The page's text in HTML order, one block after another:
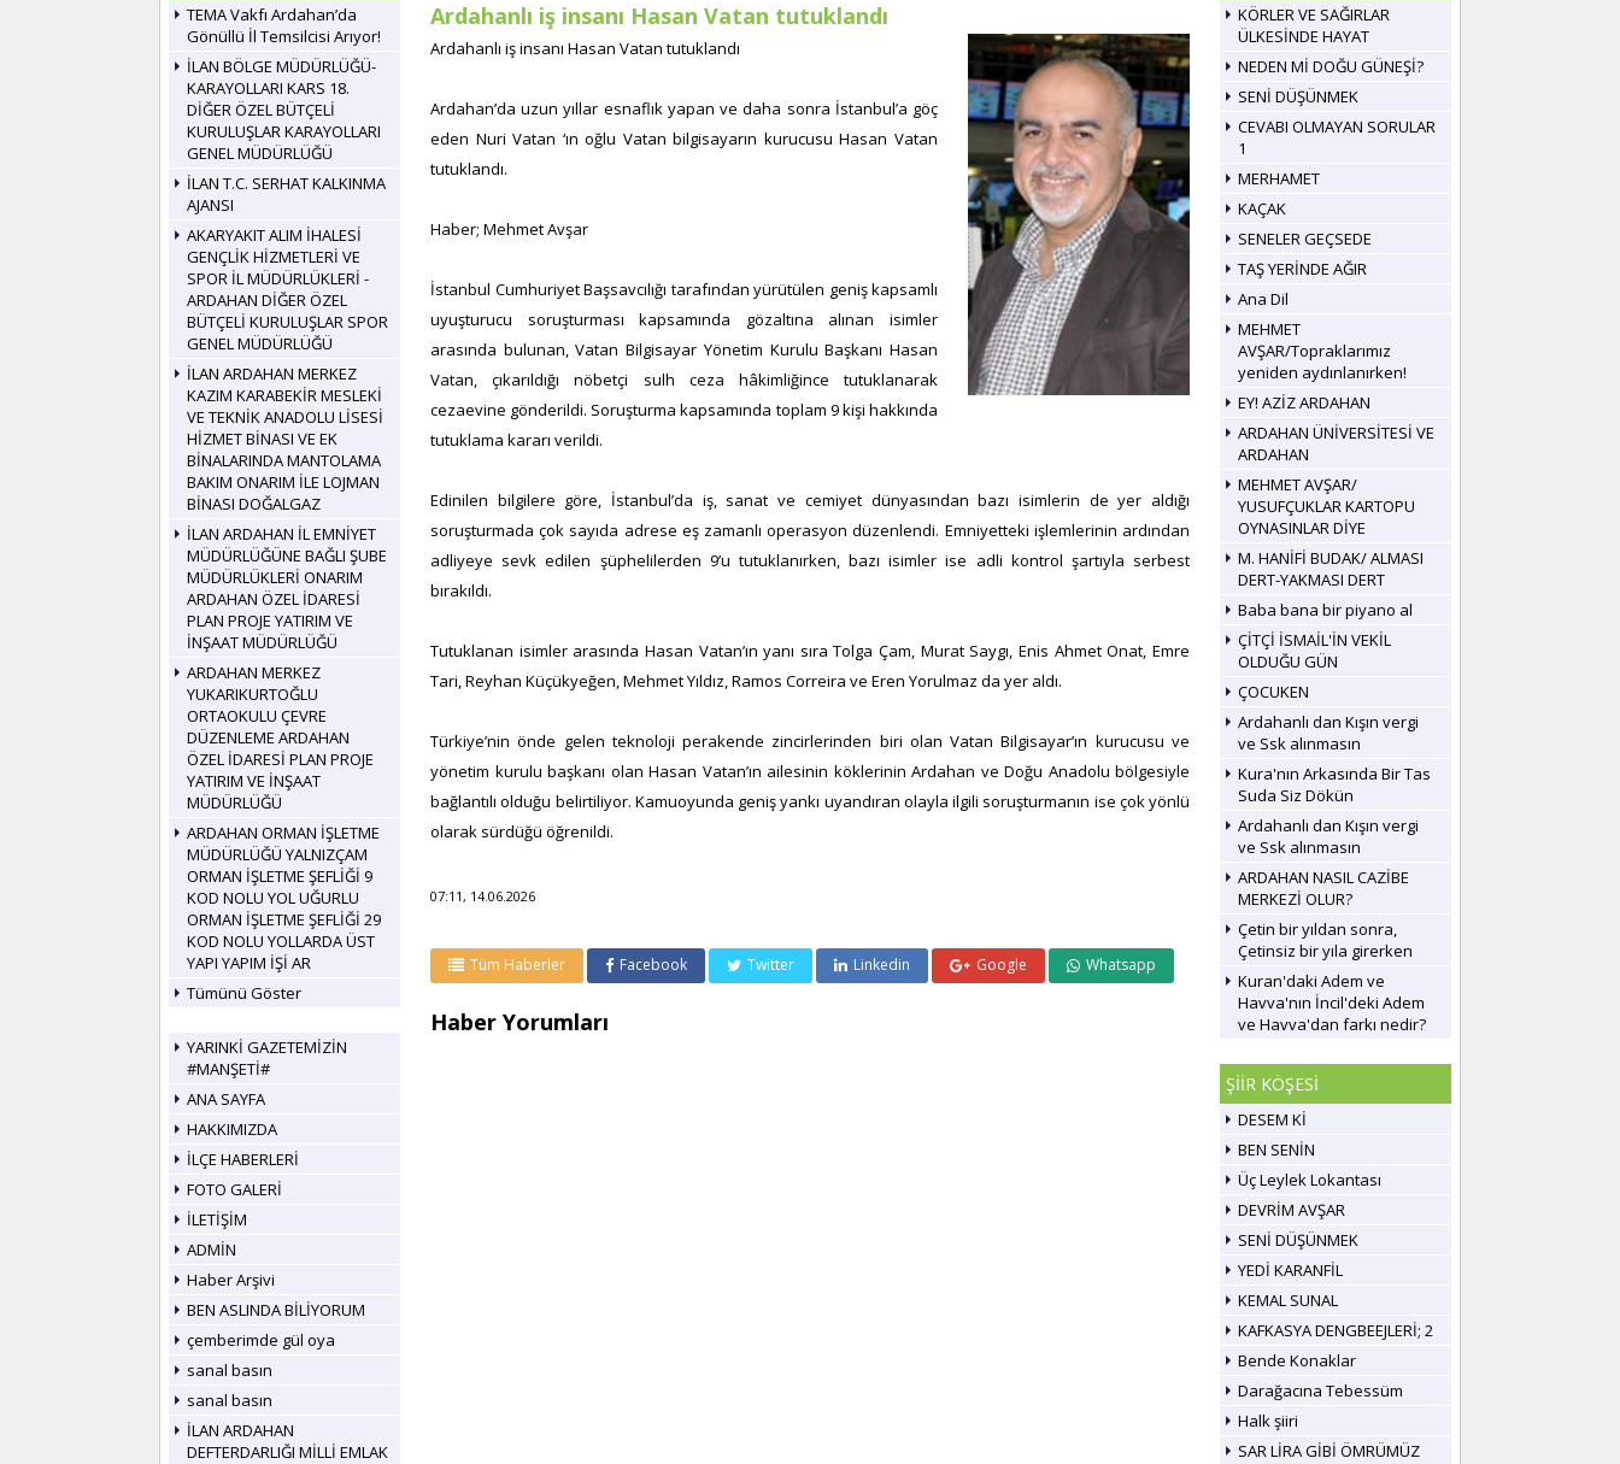
TEMA Vakfı Ardahan’da
Gönüllü İl Temsilcisi Arıyor!
İLAN BÖLGE MÜDÜRLÜĞÜ-
KARAYOLLARI KARS 18.
DİĞER ÖZEL BÜTÇELİ
KURULUŞLAR KARAYOLLARI
GENEL MÜDÜRLÜĞÜ
İLAN T.C. SERHAT KALKINMA
AJANSI
AKARYAKIT ALIM İHALESİ
GENÇLİK HİZMETLERİ VE
SPOR İL MÜDÜRLÜKLERİ -
ARDAHAN DİĞER ÖZEL
BÜTÇELİ KURULUŞLAR SPOR
GENEL MÜDÜRLÜĞÜ
İLAN ARDAHAN MERKEZ
KAZIM KARABEKİR MESLEKİ
VE TEKNİK ANADOLU LİSESİ
HİZMET BİNASI VE EK
BİNALARINDA MANTOLAMA
BAKIM ONARIM İLE LOJMAN
BİNASI DOĞALGAZ
İLAN ARDAHAN İL EMNİYET
MÜDÜRLÜĞÜNE BAĞLI ŞUBE
MÜDÜRLÜKLERİ ONARIM
ARDAHAN ÖZEL İDARESİ
PLAN PROJE YATIRIM VE
İNŞAAT MÜDÜRLÜĞÜ
ARDAHAN MERKEZ
YUKARIKURTOĞLU
ORTAOKULU ÇEVRE
DÜZENLEME ARDAHAN
ÖZEL İDARESİ PLAN PROJE
YATIRIM VE İNŞAAT
MÜDÜRLÜĞÜ
ARDAHAN ORMAN İŞLETME
MÜDÜRLÜĞÜ YALNIZÇAM
ORMAN İŞLETME ŞEFLİĞİ 9
KOD NOLU YOL UĞURLU
ORMAN İŞLETME ŞEFLİĞİ 29
KOD NOLU YOLLARDA ÜST
YAPI YAPIM İŞİ AR
Tümünü Göster
YARINKİ GAZETEMİZİN
#MANŞETİ#
ANA SAYFA
HAKKIMIZDA
İLÇE HABERLERİ
FOTO GALERİ
İLETİŞİM
ADMİN
Haber Arşivi
BEN ASLINDA BİLİYORUM
çemberimde gül oya
sanal basın
sanal basın
İLAN ARDAHAN
DEFTERDARLIĞI MİLLİ EMLAK
Ardahanlı iş insanı Hasan Vatan tutuklandı
Ardahanlı iş insanı Hasan Vatan tutuklandı
Ardahan’da uzun yıllar esnaflık yapan ve daha sonra İstanbul’a göç
eden Nuri Vatan ‘ın oğlu Vatan bilgisayarın kurucusu Hasan Vatan
tutuklandı.
Haber; Mehmet Avşar
İstanbul Cumhuriyet Başsavcılığı tarafından yürütülen geniş kapsamlı
uyuşturucu soruşturması kapsamında gözaltına alınan isimler
arasında bulunan, Vatan Bilgisayar Yönetim Kurulu Başkanı Hasan
Vatan, çıkarıldığı nöbetçi sulh ceza hâkimliğince tutuklanarak
cezaevine gönderildi. Soruşturma kapsamında toplam 9 kişi hakkında
tutuklama kararı verildi.
Edinilen bilgilere göre, İstanbul’da iş, sanat ve cemiyet dünyasından bazı isimlerin de yer aldığı
soruşturmada çok sayıda adrese eş zamanlı operasyon düzenlendi. Emniyetteki işlemlerinin ardından
adliyeye sevk edilen şüphelilerden 9’u tutuklanırken, bazı isimler ise adli kontrol şartıyla serbest
bırakıldı.
Tutuklanan isimler arasında Hasan Vatan’ın yanı sıra Tolga Çam, Murat Saygı, Enis Ahmet Onat, Emre
Tari, Reyhan Küçükyeğen, Mehmet Yıldız, Ramos Correira ve Eren Yorulmaz da yer aldı.
Türkiye’nin önde gelen teknoloji perakende zincirlerinden biri olan Vatan Bilgisayar’ın kurucusu ve
yönetim kurulu başkanı olan Hasan Vatan’ın ailesinin köklerinin Ardahan ve Doğu Anadolu bölgesiyle
bağlantılı olduğu belirtiliyor. Kamuoyunda geniş yankı uyandıran olayla ilgili soruşturmanın ise çok yönlü
olarak sürdüğü öğrenildi.
07:11, 14.06.2026
Tüm Haberler Facebook Twitter Linkedin Google Whatsapp
Haber Yorumları
KÖRLER VE SAĞIRLAR
ÜLKESİNDE HAYAT
NEDEN Mİ DOĞU GÜNEŞİ?
SENİ DÜŞÜNMEK
CEVABI OLMAYAN SORULAR
1
MERHAMET
KAÇAK
SENELER GEÇSEDE
TAŞ YERİNDE AĞIR
Ana Dil
MEHMET
AVŞAR/Topraklarımız
yeniden aydınlanırken!
EY! AZİZ ARDAHAN
ARDAHAN ÜNİVERSİTESİ VE
ARDAHAN
MEHMET AVŞAR/
YUSUFÇUKLAR KARTOPU
OYNASINLAR DİYE
M. HANİFİ BUDAK/ ALMASI
DERT-YAKMASI DERT
Baba bana bir piyano al
ÇİTÇİ İSMAİL'İN VEKİL
OLDUĞU GÜN
ÇOCUKEN
Ardahanlı dan Kışın vergi
ve Ssk alınmasın
Kura'nın Arkasında Bir Tas
Suda Siz Dökün
Ardahanlı dan Kışın vergi
ve Ssk alınmasın
ARDAHAN NASIL CAZİBE
MERKEZİ OLUR?
Çetin bir yıldan sonra,
Çetinsiz bir yıla girerken
Kuran'daki Adem ve
Havva'nın İncil'deki Adem
ve Havva'dan farkı nedir?
ŞİİR KÖŞESİ
DESEM Kİ
BEN SENİN
Üç Leylek Lokantası
DEVRİM AVŞAR
SENİ DÜŞÜNMEK
YEDİ KARANFİL
KEMAL SUNAL
KAFKASYA DENGBEEJLERİ; 2
Bende Konaklar
Darağacına Tebessüm
Halk şiiri
SAR LİRA GİBİ ÖMRÜMÜZ